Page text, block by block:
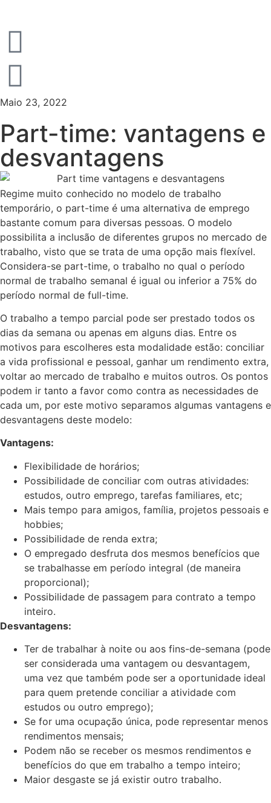
Maio 23, 2022
Part-time: vantagens e
desvantagens
Regime muito conhecido no modelo de trabalho
temporário, o part-time é uma alternativa de emprego
bastante comum para diversas pessoas. O modelo
possibilita a inclusão de diferentes grupos no mercado de
trabalho, visto que se trata de uma opção mais flexível.
Considera-se part-time, o trabalho no qual o período
normal de trabalho semanal é igual ou inferior a 75% do
período normal de full-time.
O trabalho a tempo parcial pode ser prestado todos os
dias da semana ou apenas em alguns dias. Entre os
motivos para escolheres esta modalidade estão: conciliar
a vida profissional e pessoal, ganhar um rendimento extra,
voltar ao mercado de trabalho e muitos outros. Os pontos
podem ir tanto a favor como contra as necessidades de
cada um, por este motivo separamos algumas vantagens e
desvantagens deste modelo:
Vantagens:
Flexibilidade de horários;
Possibilidade de conciliar com outras atividades:
estudos, outro emprego, tarefas familiares, etc;
Mais tempo para amigos, família, projetos pessoais e
hobbies;
Possibilidade de renda extra;
O empregado desfruta dos mesmos benefícios que
se trabalhasse em período integral (de maneira
proporcional);
Possibilidade de passagem para contrato a tempo
inteiro.
Desvantagens:
Ter de trabalhar à noite ou aos fins-de-semana (pode
ser considerada uma vantagem ou desvantagem,
uma vez que também pode ser a oportunidade ideal
para quem pretende conciliar a atividade com
estudos ou outro emprego);
Se for uma ocupação única, pode representar menos
rendimentos mensais;
Podem não se receber os mesmos rendimentos e
benefícios do que em trabalho a tempo inteiro;
Maior desgaste se já existir outro trabalho.